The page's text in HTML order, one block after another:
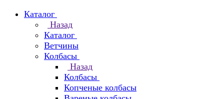
Каталог
Назад
Каталог
Ветчины
Колбасы
Назад
Колбасы
Копченые колбасы